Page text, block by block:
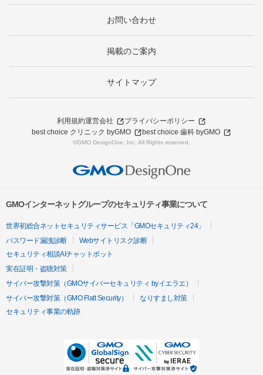
お問い合わせ
掲載のご案内
サイトマップ
利用規約運営会社
プライバシーポリシー
best choice クリニック byGMO
best choice 歯科 byGMO
©GMO DesignOne, Inc. All Rights reserved.
GMOインターネットグループのセキュリティ事業について
世界初総合ネットセキュリティサービス「GMOセキュリティ24」
パスワード漏洩診断
Webサイトリスク診断
セキュリティ相談AIチャットボット
実在証明・盗聴対策
サイバー攻撃対策（GMOサイバーセキュリティ byイエラエ）
サイバー攻撃対策（GMO Flatt Security）
なりすまし対策
セキュリティ事業の軌跡